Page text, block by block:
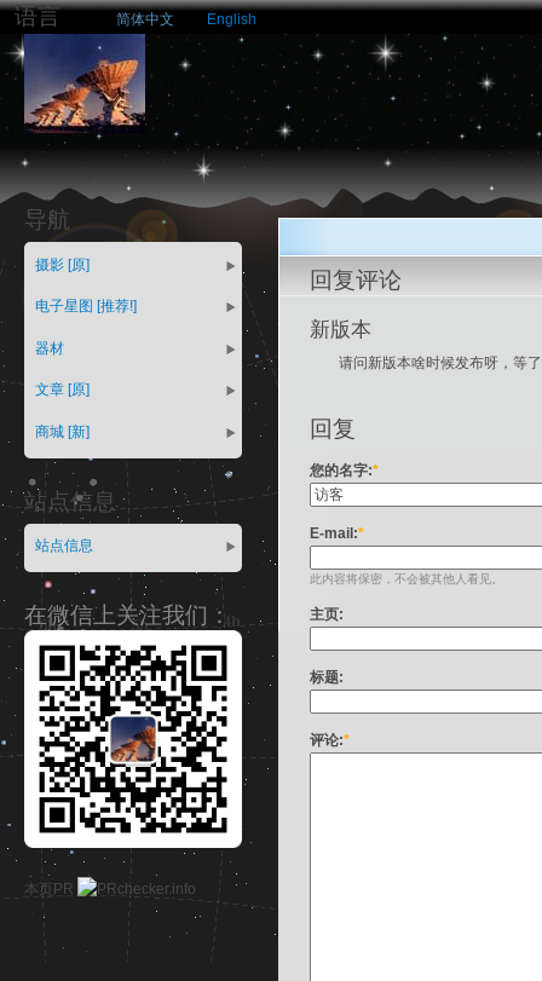
语言 简体中文 English
导航
摄影 [原]
电子星图 [推荐!]
器材
文章 [原]
商城 [新]
站点信息
站点信息
在微信上关注我们：
本页PR
回复评论
新版本
请问新版本啥时候发布呀，等
回复
您的名字:*
E-mail:*
此内容将保密，不会被其他人看见。
主页:
标题:
评论:*